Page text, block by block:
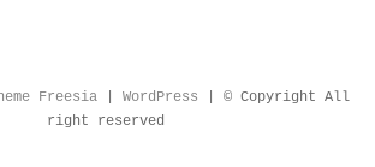
Freesia| WordPress | © Copyright All
right reserved